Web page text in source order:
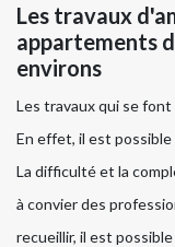
Les travaux
appartements
environs
Les travaux qui se
En effet, il est
La difficulté et la
à convier des
recueillir, il est